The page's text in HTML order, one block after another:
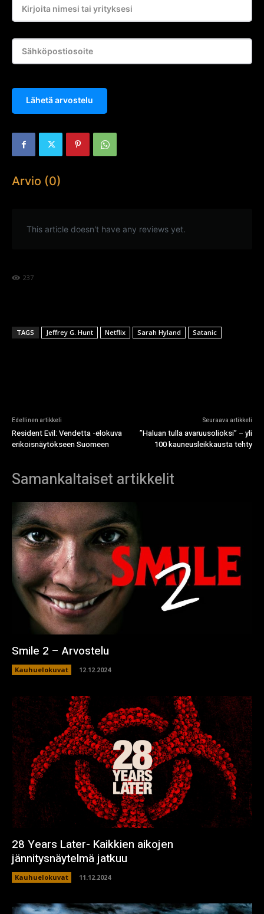
Lähetä arvostelu
Arvio (0)
This article doesn't have any reviews yet.
237
TAGS Jeffrey G. Hunt Netflix Sarah Hyland Satanic
Edellinen artikkeli
Resident Evil: Vendetta -elokuva
erikoisnäytökseen Suomeen
Seuraava artikkeli
”Haluan tulla avaruusolioksi” – yli
100 kauneusleikkausta tehty
Samankaltaiset artikkelit
Smile 2 – Arvostelu
Kauhuelokuvat 12.12.2024
28 Years Later- Kaikkien aikojen
jännitysnäytelmä jatkuu
Kauhuelokuvat 11.12.2024